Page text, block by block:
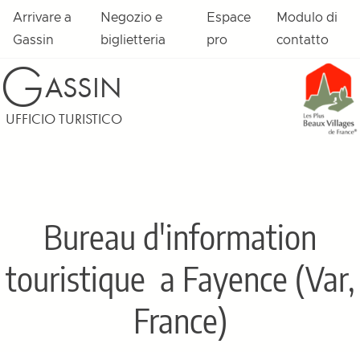
Arrivare a
Gassin
Negozio e
biglietteria
Espace
pro
Modulo di
contatto
GASSIN
UFFICIO TURISTICO
Bureau d'information
touristique a Fayence (Var,
France)